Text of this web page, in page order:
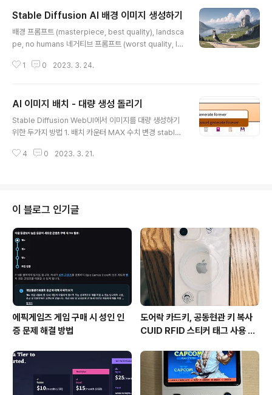
Stable Diffusion AI 배경 이미지 생성하기
배경 프롬프트 (masterpiece, best quality), landsca
pe, no humans 네거티브 프롬프트 (worst quality, lo
프트는 모델에 따라 다르게 입력할 필요도 있음. 모델 설명
모델을 사용할 수 있음. | 배경 전용 모델 모두 다 사용해 보
지는 않음. Fantasy Background https://civitai.co
m/models/5536/fantasy-background Fantasy B
1 0 2023. 3. 24.
AI 이미지 배치 - 대량 생성 돌리기
Stable Diffusion WebUI에서 이미지를 대량 생성하기
위한 두가지 방법 1. 배치 카운터 MAX 수치 변경 stable-
모장으로 열어서 "txt2img/Batch count/maximum": 1
우클릭 - Generate forever 선택 다시 우클릭하면 can
cel이 가능하다. 프롬프트를 바꾸고 Interrupt를 누르면
다음 이미지부터 바로 반영된다. 체크포인트, vae도 변경
가능 skip는 생성 중인 이..
4 0 2023. 3. 21.
이 블로그 인기글
에픽게임즈 게임 구매 시 성인 인
증 문제 해결 방법
도어락 카드키, 공동현관 키 복사
CUID RFID 스티커 태그 사용 방